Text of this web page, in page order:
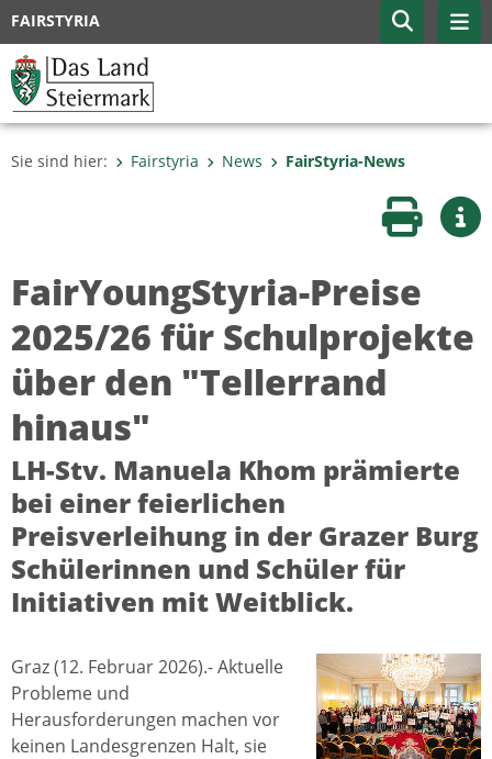
FAIRSTYRIA
Sie sind hier: Fairstyria News FairStyria-News
Seite
FairYoungStyria-Preise
2025/26 für Schulprojekte
über den "Tellerrand
hinaus"
LH-Stv. Manuela Khom prämierte
bei einer feierlichen
Preisverleihung in der Grazer Burg
Schülerinnen und Schüler für
Initiativen mit Weitblick.
Graz (12. Februar 2026).- Aktuelle
Probleme und
Herausforderungen machen vor
keinen Landesgrenzen Halt, sie